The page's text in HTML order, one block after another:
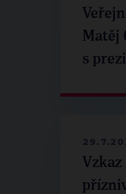
Matěj
s